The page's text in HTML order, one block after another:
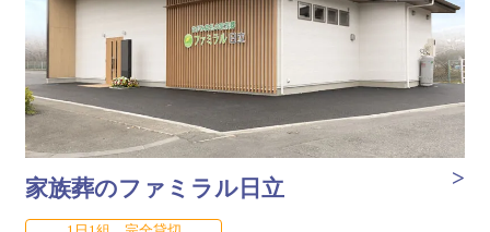
家族葬のファミラル日立